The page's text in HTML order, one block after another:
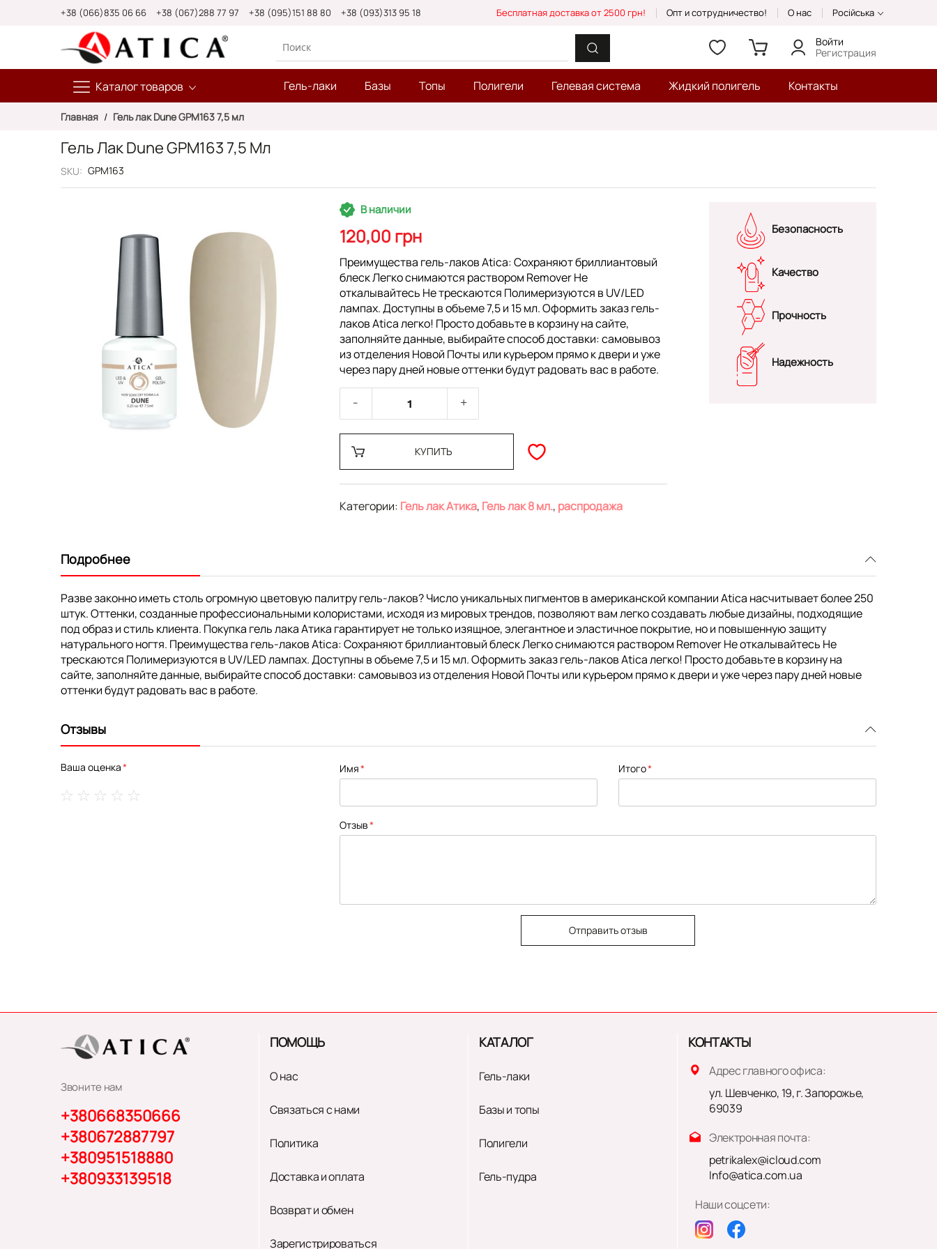
+38 (066)835 06 66 +38 (067)288 77 97 +38 (095)151 88 80 +38 (093)313 95 18 Бесплатная доставка от 2500 грн! Опт и сотрудничество! О нас Російська
Каталог товаров
Войти
Регистрация
Гель-лаки Базы Топы Полигели Гелевая система Жидкий полигель Контакты
Главная Гель лак Dune GPM163 7,5 мл
Гель Лак Dune GPM163 7,5 Мл
SKU GPM163
изображений
В наличии
120,00 грн
Преимущества гель-лаков Atica: Сохраняют бриллиантовый
блеск Легко снимаются раствором Remover Не
откалывайтесь Не трескаются Полимеризуются в UV/LED
лампах. Доступны в объеме 7,5 и 15 мл. Оформить заказ гель-
лаков Atica легко! Просто добавьте в корзину на сайте,
заполняйте данные, выбирайте способ доставки: самовывоз
из отделения Новой Почты или курьером прямо к двери и уже
через пару дней новые оттенки будут радовать вас в работе.
КУПИТЬ
Категории: Гель лак Атика, Гель лак 8 мл., распродажа
Безопасность
Качество
Прочность
Надежность
Подробнее
Разве законно иметь столь огромную цветовую палитру гель-лаков? Число уникальных пигментов в американской компании Atica насчитывает более 250
штук. Оттенки, созданные профессиональными колористами, исходя из мировых трендов, позволяют вам легко создавать любые дизайны, подходящие
под образ и стиль клиента. Покупка гель лака Атика гарантирует не только изящное, элегантное и эластичное покрытие, но и повышенную защиту
натурального ногтя. Преимущества гель-лаков Atica: Сохраняют бриллиантовый блеск Легко снимаются раствором Remover Не откалывайтесь Не
трескаются Полимеризуются в UV/LED лампах. Доступны в объеме 7,5 и 15 мл. Оформить заказ гель-лаков Atica легко! Просто добавьте в корзину на
сайте, заполняйте данные, выбирайте способ доставки: самовывоз из отделения Новой Почты или курьером прямо к двери и уже через пару дней новые
оттенки будут радовать вас в работе.
Отзывы
Ваша оценка Имя Итого
Отзыв
Отправить отзыв
Звоните нам
+380668350666
+380672887797
+380951518880
+380933139518
ПОМОЩЬ
О нас
Связаться с нами
Политика
Доставка и оплата
Возврат и обмен
Зарегистрироваться
КАТАЛОГ
Гель-лаки
Базы и топы
Полигели
Гель-пудра
КОНТАКТЫ
Адрес главного офиса:
ул. Шевченко, 19, г. Запорожье,
69039
Электронная почта:
petrikalex@icloud.com
Info@atica.com.ua
Наши соцсети: